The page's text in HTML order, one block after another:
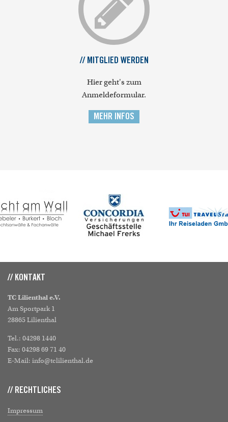
// MITGLIED WERDEN
Hier geht's zum
Anmeldeformular.
MEHR INFOS
// KONTAKT
TC Lilienthal e.V.
Am Sportpark 1
28865 Lilienthal
Tel.: 04298 1440
Fax: 04298 69 71 40
E-Mail: info@tclilienthal.de
// RECHTLICHES
Impressum